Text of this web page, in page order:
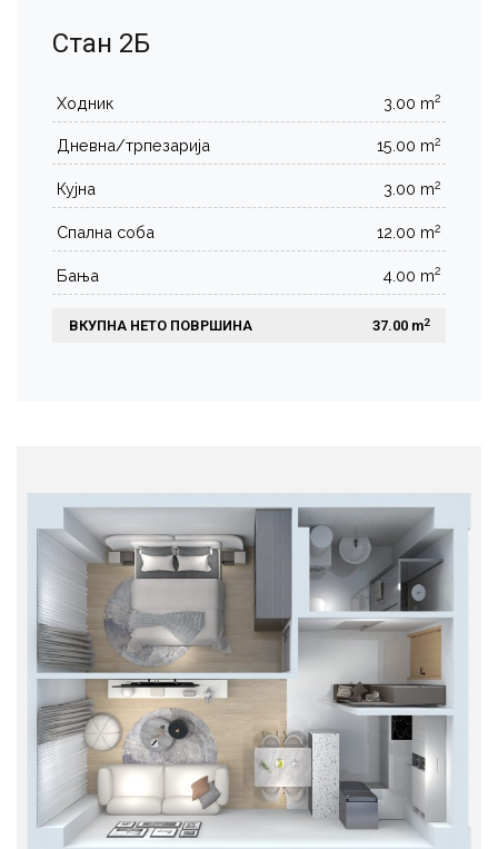
Стан 2Б
Ходник 3.00 m2
Дневна/трпезарија 15.00 m2
Кујна 3.00 m2
Спална соба 12.00 m2
Бања 4.00 m2
ВКУПНА НЕТО ПОВРШИНА 37.00 m2